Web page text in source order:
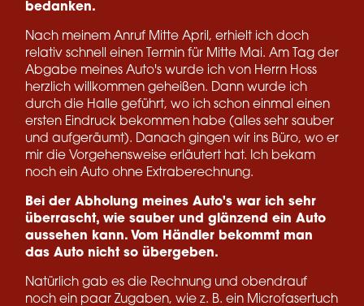
bedanken.
Nach meinem Anruf Mitte April, erhielt ich doch
relativ schnell einen Termin für Mitte Mai. Am Tag der
Abgabe meines Auto's wurde ich von Herrn Hoss
herzlich willkommen geheißen. Dann wurde ich
durch die Halle geführt, wo ich schon einmal einen
ersten Eindruck bekommen habe (alles sehr sauber
und aufgeräumt). Danach gingen wir ins Büro, wo er
mir die Vorgehensweise erläutert hat. Ich bekam
noch ein Auto ohne Extraberechnung.
Bei der Abholung meines Auto's war ich sehr
überrascht, wie sauber und glänzend ein Auto
aussehen kann. Vom Händler bekommt man
das Auto nicht so übergeben.
Natürlich gab es die Rechnung und obendrauf
noch ein paar Zugaben, wie z. B. ein Microfasertuch